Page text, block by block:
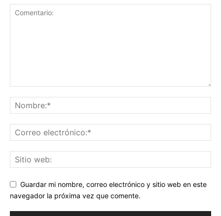
Guardar mi nombre, correo electrónico y sitio web en este
navegador la próxima vez que comente.